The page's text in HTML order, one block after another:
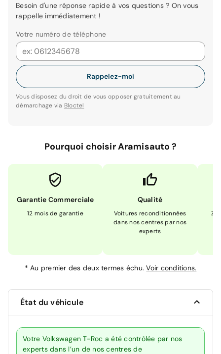
Besoin d'une réponse rapide à vos questions ? On vous
rappelle immédiatement !
Votre numéro de téléphone
Rappelez-moi
Vous disposez du droit de vous opposer gratuitement au
démarchage via Bloctel
Pourquoi choisir Aramisauto ?
Garantie Commerciale
12 mois de garantie
Qualité
Voitures reconditionnées
dans nos centres par nos
experts
*Au premier des deux termes échu.Voir conditions.
État du véhicule
Votre Volkswagen T-Roc a été contrôlée par nos
experts dans l’un de nos centres de